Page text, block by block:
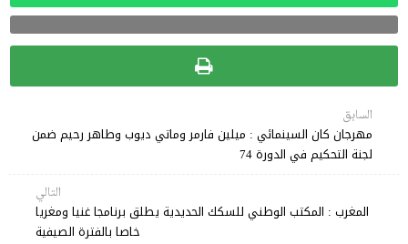
السابق
مهرجان كان السينمائي : ميلين فارمر وماتي ديوب وطاهر رحيم ضمن
لجنة التحكيم في الدورة 74
التالي
المغرب : المكتب الوطني للسكك الحديدية يطلق برنامجا غنيا ومغريا
خاصا بالفترة الصيفية